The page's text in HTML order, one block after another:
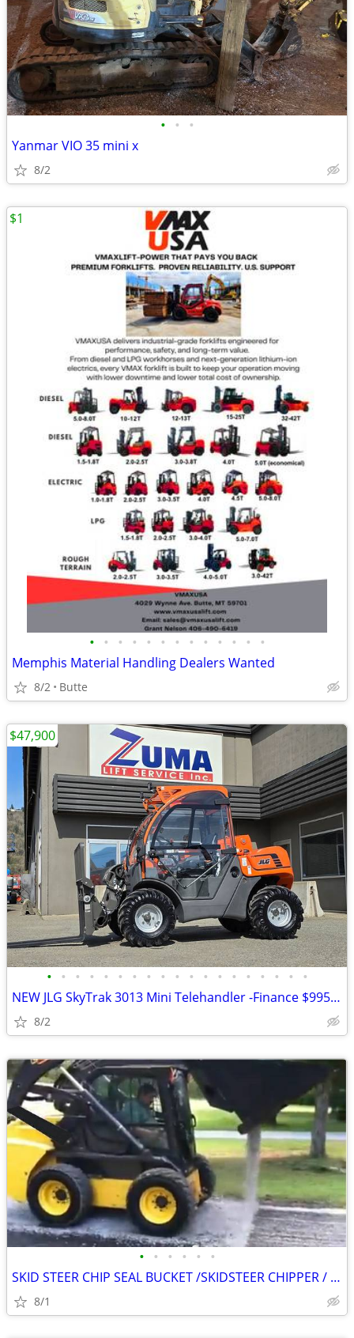
• • •
Yanmar VIO 35 mini x
8/2
• • • • • • • • • • • • •
Memphis Material Handling Dealers Wanted
8/2 Butte
$1
• • • • • • • • • • • • • • • • • • •
NEW JLG SkyTrak 3013 Mini Telehandler -Finance $995 Per Mo*
8/2
$47,900
• • • • • •
SKID STEER CHIP SEAL BUCKET /SKIDSTEER CHIPPER / GRAVEL SPREADER PLEA
8/1